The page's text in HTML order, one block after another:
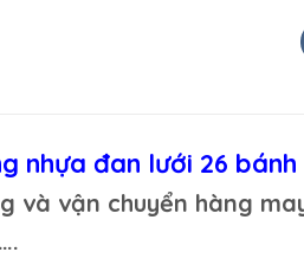
nhựa đan lưới 26 bánh
và vận chuyển hàng